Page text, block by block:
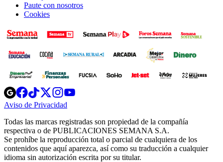
Paute con nosotros
Cookies
Opens
in
new
Opens
in
new
Opens
in
new
window
Opens
new
windowwindow
Aviso de Privacidad
new
window
Todas las marcas registradas son propiedad de la compañía
respectiva o de PUBLICACIONES SEMANA S.A.
Se prohíbe la reproducción total o parcial de cualquiera de los
contenidos que aquí aparezca, así como su traducción a cualquier
idioma sin autorización escrita por su titular.